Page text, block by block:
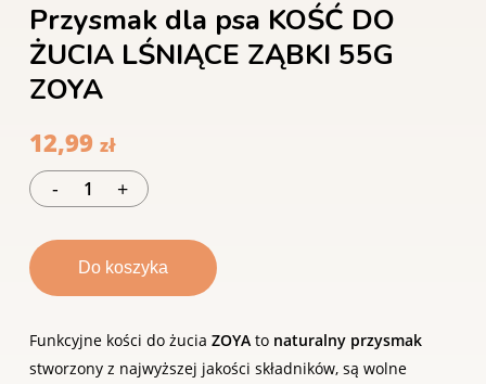
Przysmak dla psa KOŚĆ DO
ŻUCIA LŚNIĄCE ZĄBKI 55G
ZOYA
12,99 zł
Do koszyka
Funkcyjne kości do żucia ZOYAto naturalny przysmak
stworzony z najwyższej jakości składników, są wolne